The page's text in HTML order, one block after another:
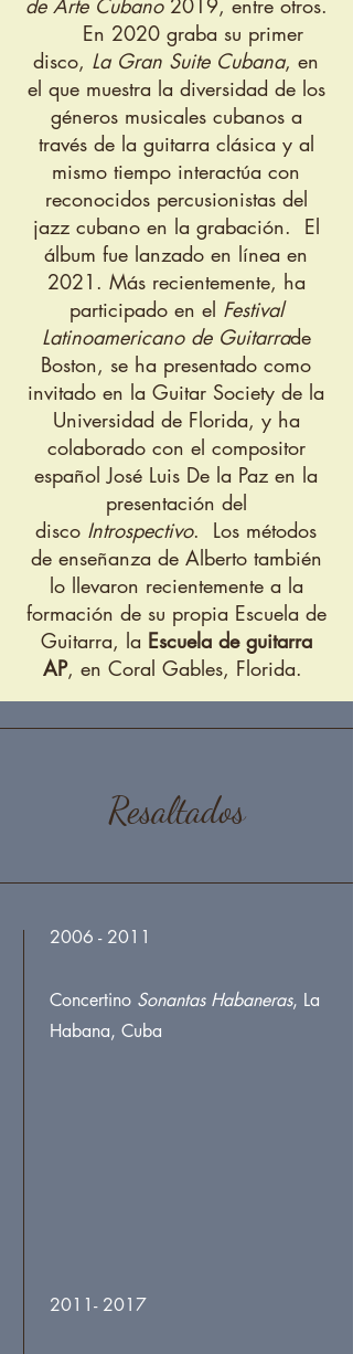
de Arte Cubano2019, entre otros.
En 2020 graba su primer
disco, La Gran Suite Cubana, en
el que muestra la diversidad de los
géneros musicales cubanos a
través de la guitarra clásica y al
mismo tiempo interactúa con
reconocidos percusionistas del
jazz cubano en la grabación. El
álbum fue lanzado en línea en
2021. Más recientemente, ha
participado en el Festival
Latinoamericano de Guitarrade
Boston, se ha presentado como
invitado en la Guitar Society de la
Universidad de Florida, y ha
colaborado con el compositor
español José Luis De la Paz en la
presentación del
disco Introspectivo. Los métodos
de enseñanza de Alberto también
lo llevaron recientemente a la
formación de su propia Escuela de
Guitarra, la Escuela de guitarra
AP, en Coral Gables, Florida.
Resaltados
2006 - 2011
Concertino Sonantas Habaneras, La
Habana, Cuba
2011- 2017